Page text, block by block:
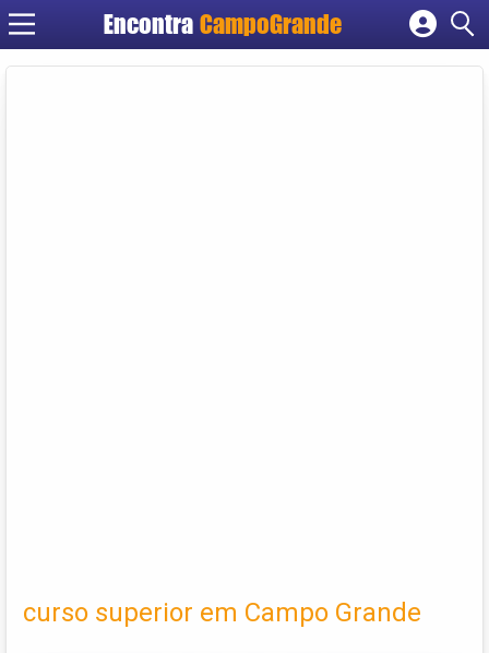
Encontra CampoGrande
Cadastrar empresa
curso superior em Campo Grande